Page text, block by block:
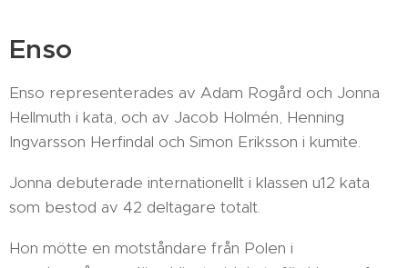
Enso
Enso representerades av Adam Rogård och Jonna
Hellmuth i kata, och av Jacob Holmén, Henning
Ingvarsson Herfindal och Simon Eriksson i kumite.
Jonna debuterade internationellt i klassen u12 kata
som bestod av 42 deltagare totalt.
Hon mötte en motståndare från Polen i